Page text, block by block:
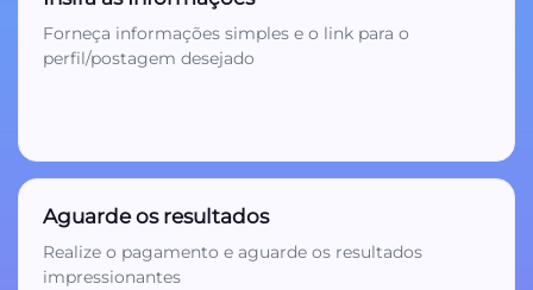
Forneça informações simples e o link para o
perfil/postagem desejado
Aguarde os resultados
Realize o pagamento e aguarde os resultados
impressionantes
3